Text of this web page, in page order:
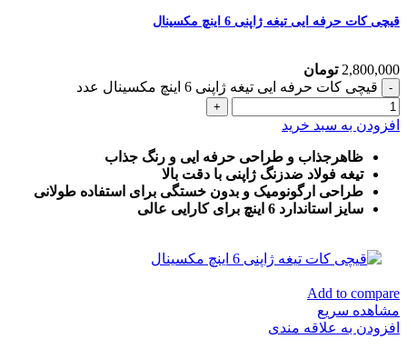
قیچی کات حرفه ایی تیغه ژاپنی 6 اینچ مکسینال
2,800,000 تومان
قیچی کات حرفه ایی تیغه ژاپنی 6 اینچ مکسینال عدد
افزودن به سبد خرید
ظاهرجذاب و طراحی حرفه ایی و رنگ جذاب
تیغه فولاد ضدزنگ ژاپنی با دقت بالا
طراحی ارگونومیک و بدون خستگی برای استفاده طولانی
سایز استاندارد 6 اینچ برای کارایی عالی
Add to compare
مشاهده سریع
افزودن به علاقه مندی